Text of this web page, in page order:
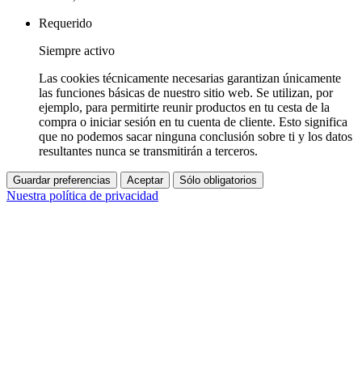
Requerido
Siempre activo
Las cookies técnicamente necesarias garantizan únicamente
las funciones básicas de nuestro sitio web. Se utilizan, por
ejemplo, para permitirte reunir productos en tu cesta de la
compra o iniciar sesión en tu cuenta de cliente. Esto significa
que no podemos sacar ninguna conclusión sobre ti y los datos
resultantes nunca se transmitirán a terceros.
Guardar preferencias Aceptar Sólo obligatorios
Nuestra política de privacidad